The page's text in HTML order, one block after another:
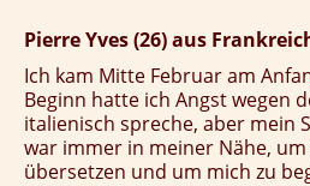
Pierre Yves (26) aus
Ich kam Mitte Februar am
Beginn hatte ich Angst wegen
italienisch spreche, aber mein
war immer in meiner Nähe,
übersetzen und um mich zu